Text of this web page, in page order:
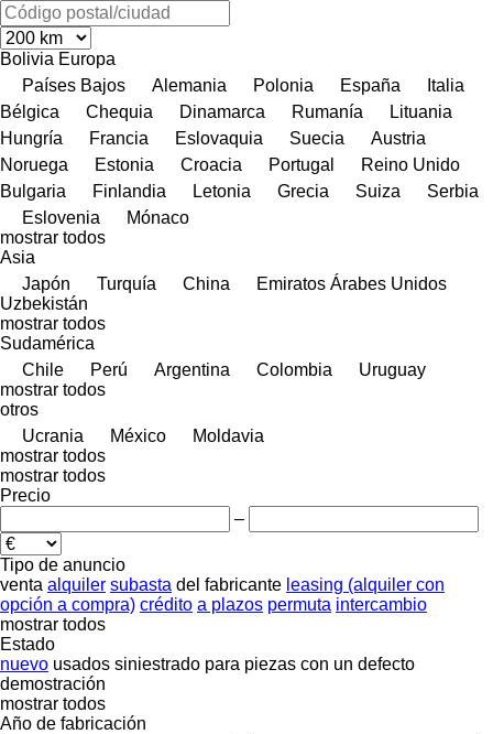
Bolivia Europa
Países Bajos
Alemania Polonia España
Italia
Bélgica
Chequia Dinamarca Rumanía
Lituania
Hungría
Francia Eslovaquia Suecia
Austria
Noruega
Estonia Croacia Portugal
Reino Unido
Bulgaria
Finlandia Letonia Grecia Suiza
Serbia
Eslovenia
Mónaco
mostrar todos
Asia
Japón
Turquía China
Emiratos Árabes Unidos
Uzbekistán
mostrar todos
Sudamérica
Chile
Perú Argentina Colombia
Uruguay
mostrar todos
otros
Ucrania
México
Moldavia
mostrar todos
mostrar todos
Precio
–
Tipo de anuncio
venta alquiler subasta del fabricante leasing (alquiler con
opción a compra) crédito a plazos permuta intercambio
mostrar todos
Estado
nuevo usados siniestrado para piezas con un defecto
demostración
mostrar todos
Año de fabricación